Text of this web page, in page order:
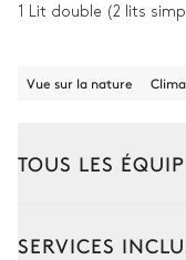
1 Lit double (2 lits
Vue sur la nature
TOUS LES
SERVICES